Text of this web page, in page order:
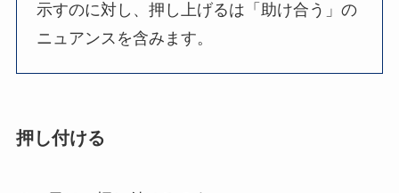
示すのに対し、押し上げるは「助け合う」の
ニュアンスを含みます。
押し付ける